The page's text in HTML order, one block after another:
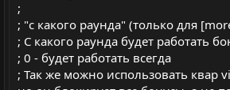
;
; "с какого раунда" (только для
; С какого раунда будет работать
; 0 - будет работать всегда
; Так же можно использовать квар